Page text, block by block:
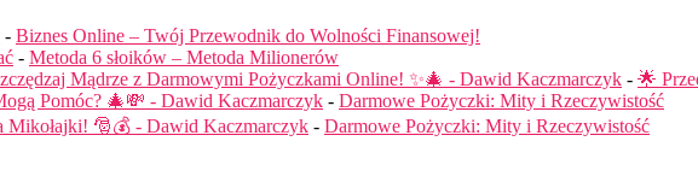
- Biznes Online – Twój Przewodnik do Wolności Finansowej!
- Metoda 6 słoików – Metoda Milionerów
Mądrze z Darmowymi Pożyczkami Online! ✨🎄 - Dawid Kaczmarczyk - 🌟
Pomóc? 🎄💸 - Dawid Kaczmarczyk - Darmowe Pożyczki: Mity i Rzeczywistość
Mikołajki! 🎅💰 - Dawid Kaczmarczyk - Darmowe Pożyczki: Mity i Rzeczywistość